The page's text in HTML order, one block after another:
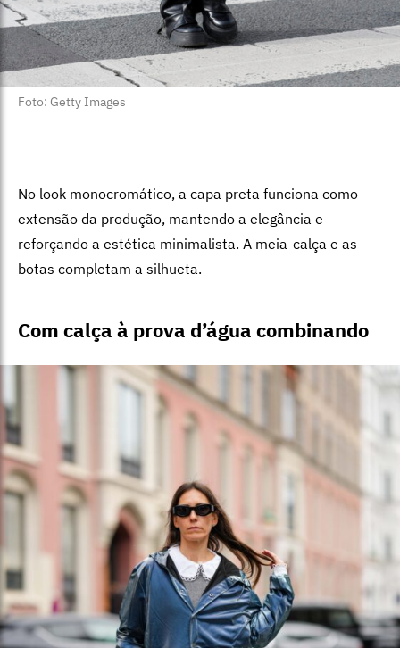
Foto: Getty Images
No look monocromático, a capa preta funciona como
extensão da produção, mantendo a elegância e
reforçando a estética minimalista. A meia-calça e as
botas completam a silhueta.
Com calça à prova d’água combinando